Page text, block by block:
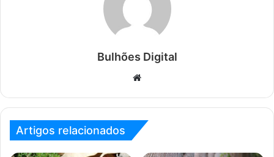
Bulhões Digital
Website
Artigos relacionados